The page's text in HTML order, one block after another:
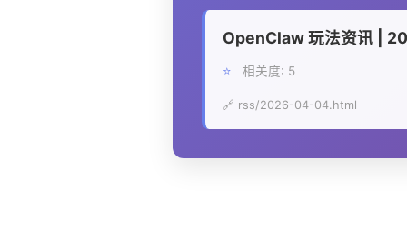
OpenClaw 玩法资讯 |
⭐ 相关度: 5
🔗 rss/2026-04-04.html